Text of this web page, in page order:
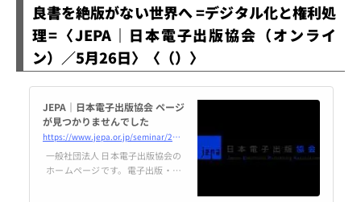
良書を絶版がない世界へ =デジタル化と権利処
理=〈JEPA｜日本電子出版協会（オンライ
ン）／5月26日〉〈（）〉
JEPA｜日本電子出版協会 ページ
が見つかりませんでした
https://www.jepa.or.jp/seminar/20210526/
一般社団法人 日本電子出版協会の
ホームページです。電子出版・編